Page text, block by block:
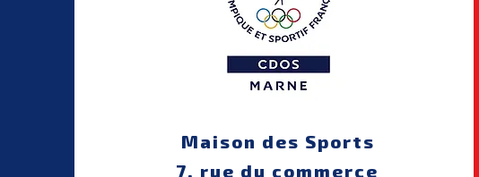
Maison des Sports
7, rue du commerce